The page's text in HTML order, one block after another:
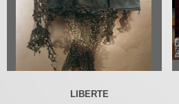
LIBERTE